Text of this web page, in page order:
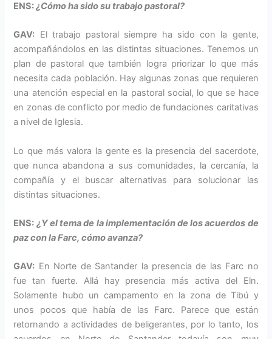
ENS:¿Cómo ha sido su trabajo pastoral?
GAV: El trabajo pastoral siempre ha sido con la gente,
acompañándolos en las distintas situaciones. Tenemos un
plan de pastoral que también logra priorizar lo que más
necesita cada población. Hay algunas zonas que requieren
una atención especial en la pastoral social, lo que se hace
en zonas de conflicto por medio de fundaciones caritativas
a nivel de Iglesia.
Lo que más valora la gente es la presencia del sacerdote,
que nunca abandona a sus comunidades, la cercanía, la
compañía y el buscar alternativas para solucionar las
distintas situaciones.
ENS: ¿Y el tema de la implementación de los acuerdos de
paz con la Farc, cómo avanza?
GAV: En Norte de Santander la presencia de las Farc no
fue tan fuerte. Allá hay presencia más activa del Eln.
Solamente hubo un campamento en la zona de Tibú y
unos pocos que había de las Farc. Parece que están
retornando a actividades de beligerantes, por lo tanto, los